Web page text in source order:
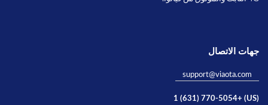
جهات الاتصال
support@viaota.com
(US) +1 (631) 770-5054